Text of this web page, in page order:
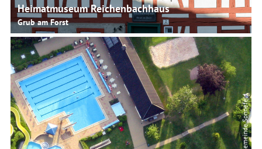
Heimatmuseum Reichenbachhaus
Grub am Forst
© Gemeinde Sonnefeld